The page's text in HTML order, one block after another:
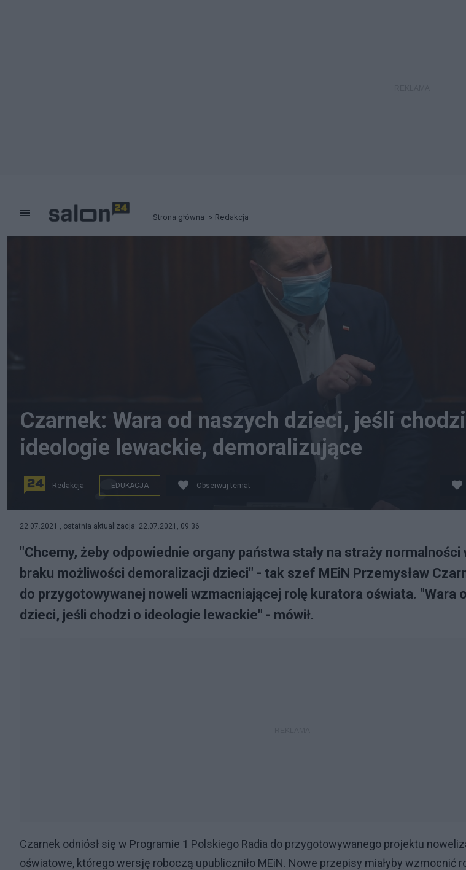
Strona główna Redakcja
Czarnek: Wara od naszych dzieci, jeśli
ideologie lewackie, demoralizujące
Redakcja EDUKACJA Obserwuj temat
22.07.2021 , ostatnia aktualizacja: 22.07.2021, 09:36
"Chcemy, żeby odpowiednie organy państwa stały na straży normalności
braku możliwości demoralizacji dzieci" - tak szef MEiN Przemysław
do przygotowywanej noweli wzmacniającej rolę kuratora oświata. "Wara
dzieci, jeśli chodzi o ideologie lewackie" - mówił.
Czarnek odniósł się w Programie 1 Polskiego Radia do przygotowywanego projektu
oświatowe, którego wersję roboczą upubliczniło MEiN. Nowe przepisy miałyby wzmocnić